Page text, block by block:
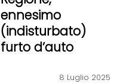
ennesimo
(indisturbato)
furto d’auto
8 Luglio 2025